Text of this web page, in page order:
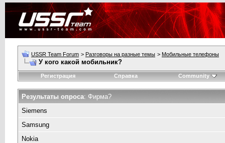
USSR Team Forum > Разговоры на разные темы > Мобильные телефоны
У кого какой мобильник?
Регистрация Справка Community
Результаты опроса: Фирма?
Siemens
Samsung
Nokia